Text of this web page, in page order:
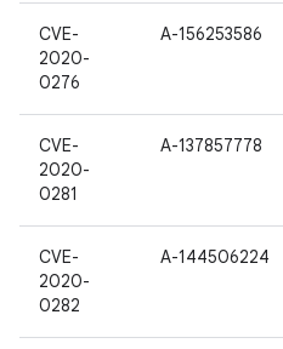
CVE-
2020-
0276
A-156253586
CVE-
2020-
0281
A-137857778
CVE-
2020-
0282
A-144506224